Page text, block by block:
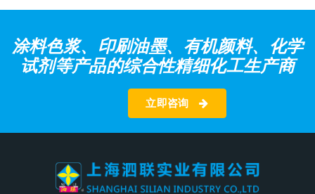
涂料色浆、印刷油墨、有机颜料、化学
试剂等产品的综合性精细化工生产商
立即咨询